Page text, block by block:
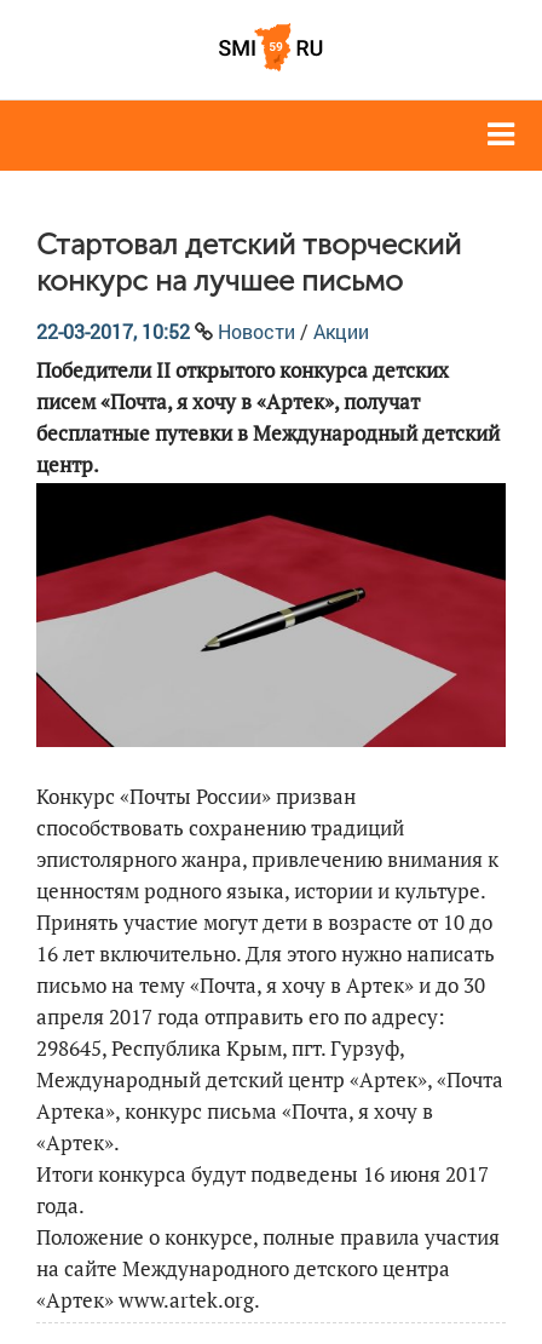
Стартовал детский творческий
конкурс на лучшее письмо
22-03-2017, 10:52 Новости / Акции
Победители II открытого конкурса детских
писем «Почта, я хочу в «Артек», получат
бесплатные путевки в Международный детский
центр.
Конкурс «Почты России» призван
способствовать сохранению традиций
эпистолярного жанра, привлечению внимания к
ценностям родного языка, истории и культуре.
Принять участие могут дети в возрасте от 10 до
16 лет включительно. Для этого нужно написать
письмо на тему «Почта, я хочу в Артек» и до 30
апреля 2017 года отправить его по адресу:
298645, Республика Крым, пгт. Гурзуф,
Международный детский центр «Артек», «Почта
Артека», конкурс письма «Почта, я хочу в
«Артек».
Итоги конкурса будут подведены 16 июня 2017
года.
Положение о конкурсе, полные правила участия
на сайте Международного детского центра
«Артек» www.artek.org.